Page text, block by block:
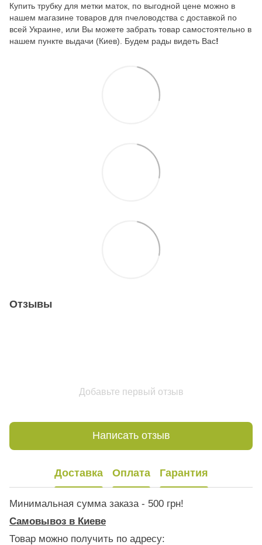
Купить трубку для метки маток, по выгодной цене можно в
нашем магазине товаров для пчеловодства с доставкой по
всей Украине, или Вы можете забрать товар самостоятельно в
нашем пункте выдачи (Киев). Будем рады видеть Вас!
Отзывы
Добавьте первый отзыв
Написать отзыв
Доставка Оплата Гарантия
Минимальная сумма заказа - 500 грн!
Самовывоз в Киеве
Товар можно получить по адресу: